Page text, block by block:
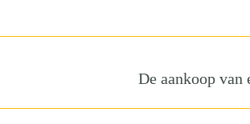
De aankoop van